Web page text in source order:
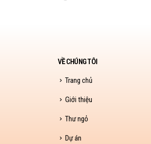
VỀ CHÚNG TÔI
Trang chủ
Giới thiệu
Thư ngỏ
Dự án